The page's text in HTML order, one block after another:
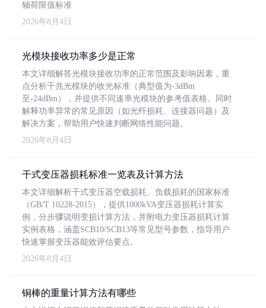
轴荷限值标准
2026年8月4日
光模块接收功率多少是正常
本文详细解答光模块接收功率的正常范围及影响因素，重
点分析千兆光模块的收光标准（典型值为-3dBm
至-24dBm），并提供不同速率光模块的参考值表格。同时
解释功率异常的常见原因（如光纤损耗、连接器问题）及
解决方案，帮助用户快速判断网络性能问题。
2026年8月4日
干式变压器损耗标准一览表及计算方法
本文详细解析干式变压器空载损耗、负载损耗的国家标准
（GB/T 10228-2015），提供1000kVA变压器损耗计算实
例，分步骤说明变损计算方法，并附电力变压器损耗计算
实例表格，涵盖SCB10/SCB13等常见型号参数，指导用户
快速掌握变压器能效评估要点。
2026年8月4日
铜棒的重量计算方法有哪些